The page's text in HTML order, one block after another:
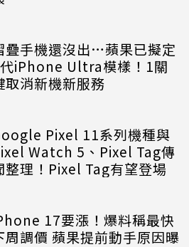
疊手機還沒出…蘋果已擬定
iPhone Ultra模樣！1關
取消新機新服務
Pixel 11系列機種與
Watch 5、Pixel Tag傳
整理！Pixel Tag有望登場
17要漲！爆料稱最快
周調價 蘋果提前動手原因曝